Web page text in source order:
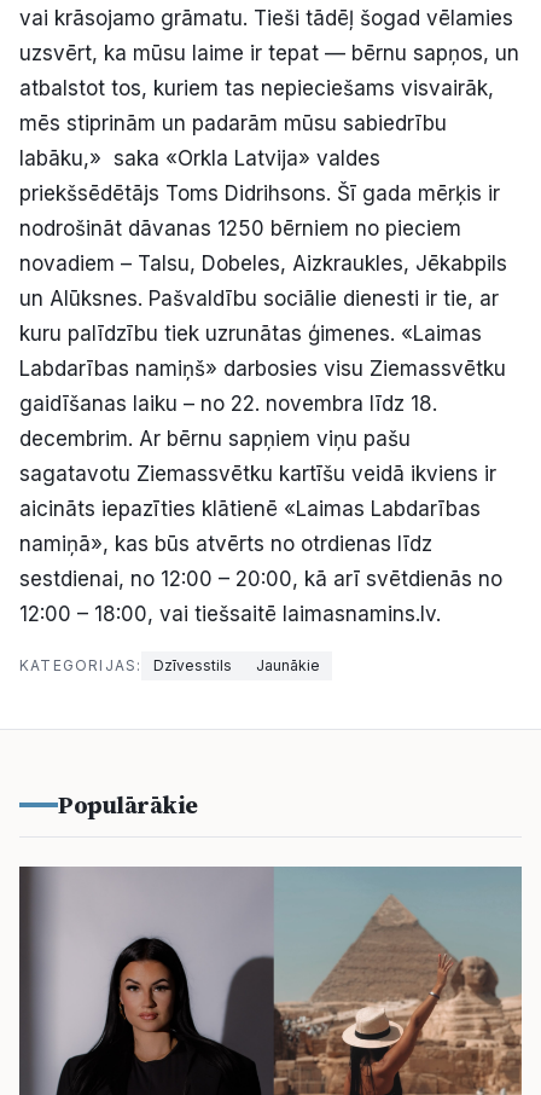
vai krāsojamo grāmatu. Tieši tādēļ šogad vēlamies
uzsvērt, ka mūsu laime ir tepat — bērnu sapņos, un
atbalstot tos, kuriem tas nepieciešams visvairāk,
mēs stiprinām un padarām mūsu sabiedrību
labāku,» saka «Orkla Latvija» valdes
priekšsēdētājs Toms Didrihsons. Šī gada mērķis ir
nodrošināt dāvanas 1250 bērniem no pieciem
novadiem – Talsu, Dobeles, Aizkraukles, Jēkabpils
un Alūksnes. Pašvaldību sociālie dienesti ir tie, ar
kuru palīdzību tiek uzrunātas ģimenes. «Laimas
Labdarības namiņš» darbosies visu Ziemassvētku
gaidīšanas laiku – no 22. novembra līdz 18.
decembrim. Ar bērnu sapņiem viņu pašu
sagatavotu Ziemassvētku kartīšu veidā ikviens ir
aicināts iepazīties klātienē «Laimas Labdarības
namiņā», kas būs atvērts no otrdienas līdz
sestdienai, no 12:00 – 20:00, kā arī svētdienās no
12:00 – 18:00, vai tiešsaitē laimasnamins.lv.
KATEGORIJAS: Dzīvesstils Jaunākie
Populārākie